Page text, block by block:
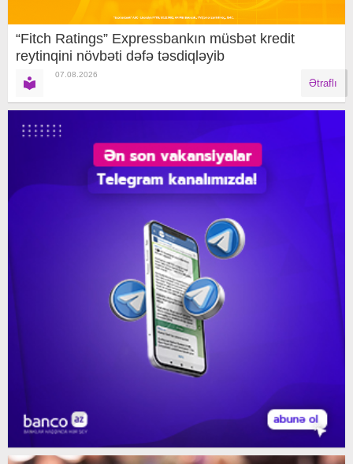
“Fitch Ratings” Expressbankın müsbət kredit
reytinqini növbəti dəfə təsdiqləyib
07.08.2026
Ətraflı